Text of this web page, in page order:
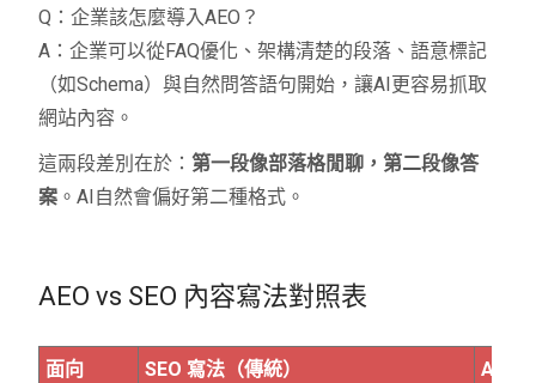
Q：企業該怎麼導入AEO？
A：企業可以從FAQ優化、架構清楚的段落、語意標記
（如Schema）與自然問答語句開始，讓AI更容易抓取
網站內容。
這兩段差別在於：第一段像部落格閒聊，第二段像答
案 。AI自然會偏好第二種格式。
AEO vs SEO 內容寫法對照表
面向 SEO 寫法（傳統） AEO